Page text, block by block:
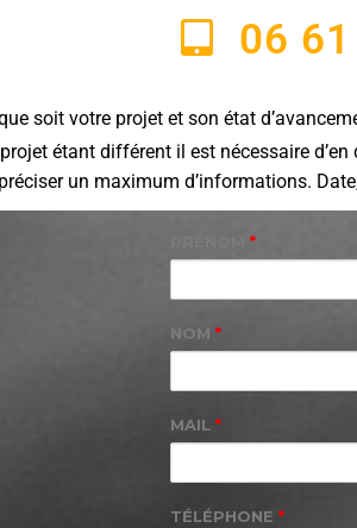
06
soit votre projet et son état
étant différent il est nécessaire
un maximum d’informations.
*
NOM *
MAIL *
TÉLÉPHONE *